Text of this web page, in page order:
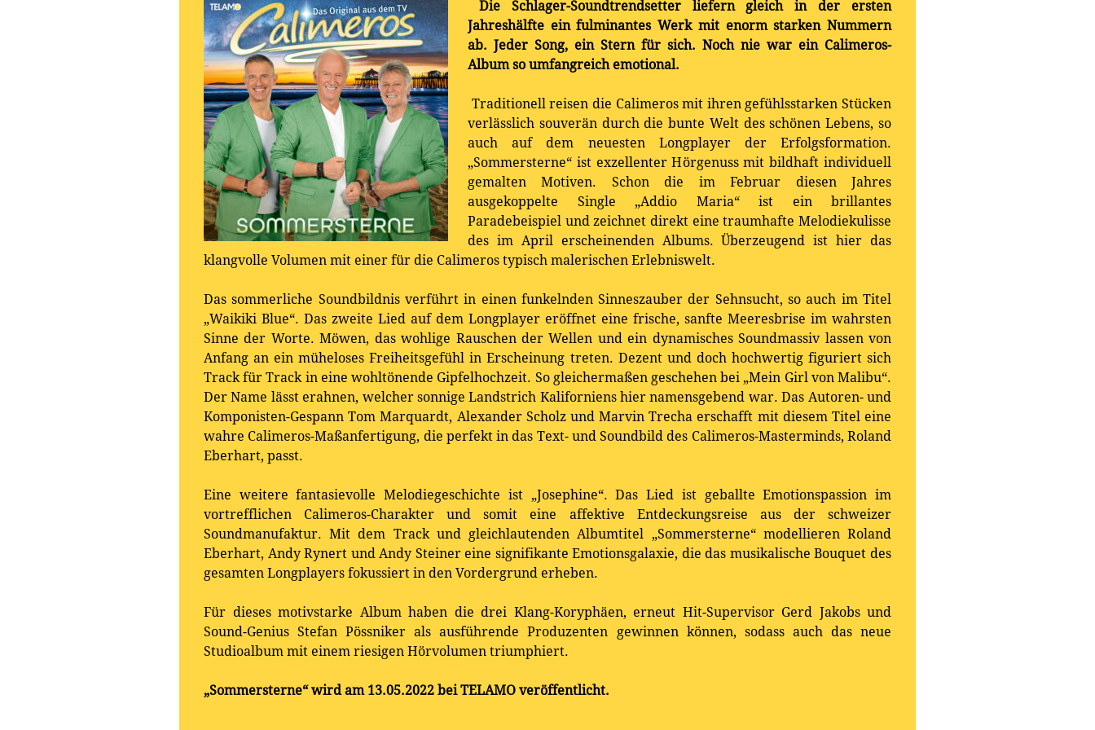
Die Schlager-Soundtrendsetter liefern gleich in der ersten
Jahreshälfte ein fulminantes Werk mit enorm starken Nummern
ab. Jeder Song, ein Stern für sich. Noch nie war ein Calimeros-
Album so umfangreich emotional.
Traditionell reisen die Calimeros mit ihren gefühlsstarken Stücken
verlässlich souverän durch die bunte Welt des schönen Lebens, so
auch auf dem neuesten Longplayer der Erfolgsformation.
„Sommersterne“ ist exzellenter Hörgenuss mit bildhaft individuell
gemalten Motiven. Schon die im Februar diesen Jahres
ausgekoppelte Single „Addio Maria“ ist ein brillantes
Paradebeispiel und zeichnet direkt eine traumhafte Melodiekulisse
des im April erscheinenden Albums. Überzeugend ist hier das
klangvolle Volumen mit einer für die Calimeros typisch malerischen Erlebniswelt.
Das sommerliche Soundbildnis verführt in einen funkelnden Sinneszauber der Sehnsucht, so auch im Titel
„Waikiki Blue“. Das zweite Lied auf dem Longplayer eröffnet eine frische, sanfte Meeresbrise im wahrsten
Sinne der Worte. Möwen, das wohlige Rauschen der Wellen und ein dynamisches Soundmassiv lassen von
Anfang an ein müheloses Freiheitsgefühl in Erscheinung treten. Dezent und doch hochwertig figuriert sich
Track für Track in eine wohltönende Gipfelhochzeit. So gleichermaßen geschehen bei „Mein Girl von Malibu“.
Der Name lässt erahnen, welcher sonnige Landstrich Kaliforniens hier namensgebend war. Das Autoren- und
Komponisten-Gespann Tom Marquardt, Alexander Scholz und Marvin Trecha erschafft mit diesem Titel eine
wahre Calimeros-Maßanfertigung, die perfekt in das Text- und Soundbild des Calimeros-Masterminds, Roland
Eberhart, passt.
Eine weitere fantasievolle Melodiegeschichte ist „Josephine“. Das Lied ist geballte Emotionspassion im
vortrefflichen Calimeros-Charakter und somit eine affektive Entdeckungsreise aus der schweizer
Soundmanufaktur. Mit dem Track und gleichlautenden Albumtitel „Sommersterne“ modellieren Roland
Eberhart, Andy Rynert und Andy Steiner eine signifikante Emotionsgalaxie, die das musikalische Bouquet des
gesamten Longplayers fokussiert in den Vordergrund erheben.
Für dieses motivstarke Album haben die drei Klang-Koryphäen, erneut Hit-Supervisor Gerd Jakobs und
Sound-Genius Stefan Pössniker als ausführende Produzenten gewinnen können, sodass auch das neue
Studioalbum mit einem riesigen Hörvolumen triumphiert.
„Sommersterne“ wird am 13.05.2022 bei TELAMO veröffentlicht.